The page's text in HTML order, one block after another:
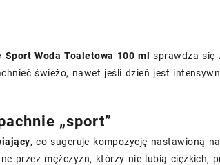
Woda Toaletowa 100 ml
sprawdza się
świeżo, nawet jeśli dzień jest
„sport”
, co sugeruje kompozycję nastawioną
przez mężczyzn, którzy nie lubią ciężkich,